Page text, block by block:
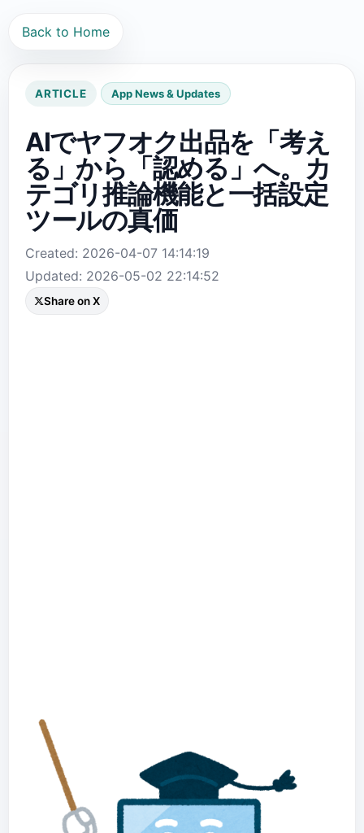
Back to Home
ARTICLE App News & Updates
AIでヤフオク出品を「考え
る」から「認める」へ。カ
テゴリ推論機能と一括設定
ツールの真価
Created: 2026-04-07 14:14:19
Updated: 2026-05-02 22:14:52
Share on X